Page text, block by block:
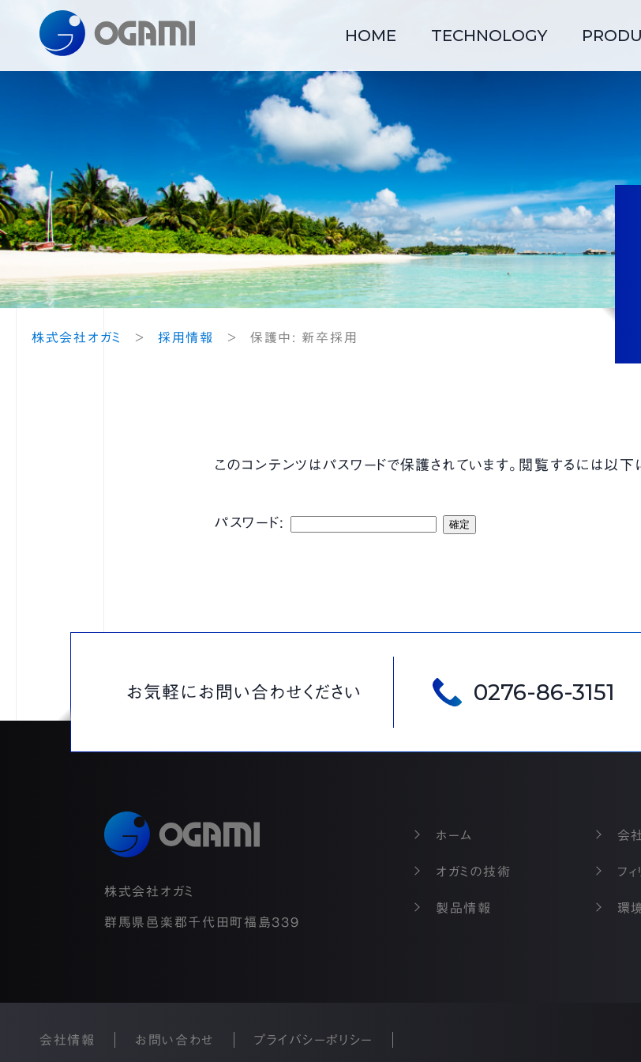
HOME TECHNOLOGY
1 2 3 4
フィリピンオガミ
コーポレーション
新卒採用
先輩の声
成形課 Mさん
株式会社オガミ > 採用情報 > 保護中: 新卒採用
このコンテンツはパスワードで保護されています。閲覧するには以下
パスワード:
お気軽にお問い合わせください 0276-86-3151
株式会社オガミ
群馬県邑楽郡千代田町福島339
ホーム 会
オガミの技術 フ
製品情報 環
会社情報 お問い合わせ プライバシーポリシー